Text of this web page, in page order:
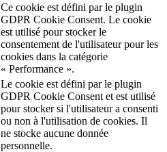
Ce cookie est défini par le plugin
GDPR Cookie Consent. Le cookie
est utilisé pour stocker le
consentement de l'utilisateur pour les
cookies dans la catégorie
« Performance ».
Le cookie est défini par le plugin
GDPR Cookie Consent et est utilisé
pour stocker si l'utilisateur a consenti
ou non à l'utilisation de cookies. Il
ne stocke aucune donnée
personnelle.